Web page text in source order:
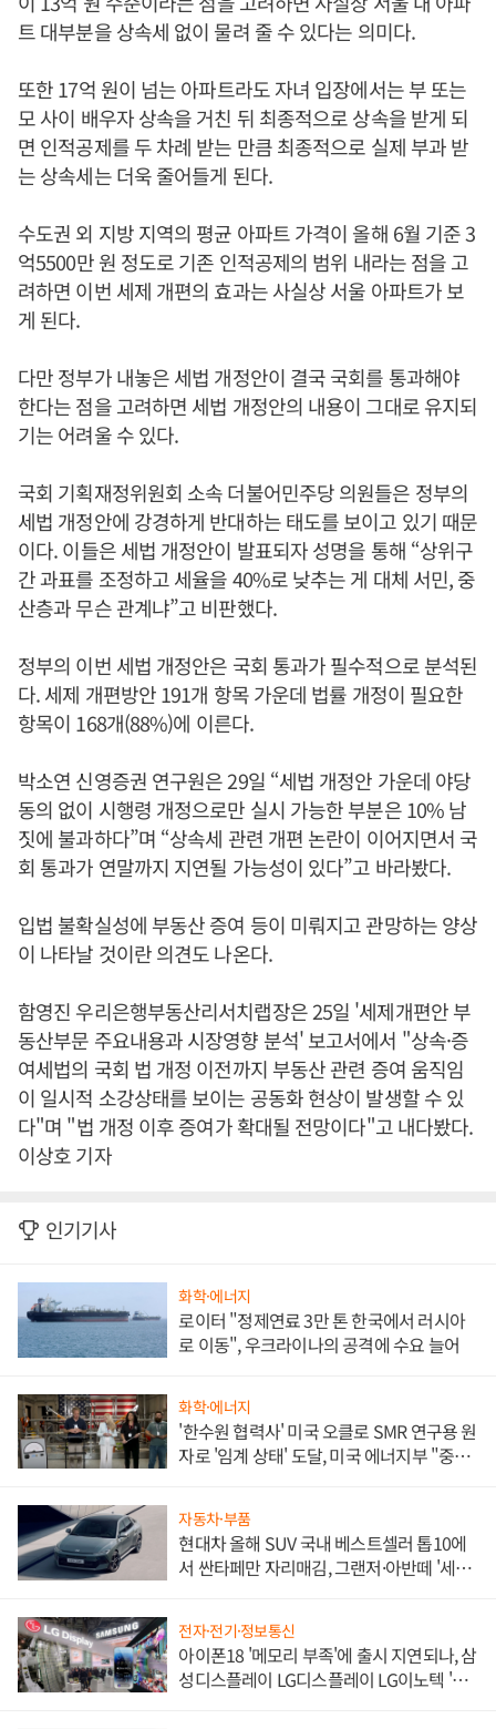
트 대부분을 상속세 없이 물려 줄 수 있다는 의미다.
또한 17억 원이 넘는 아파트라도 자녀 입장에서는 부 또는
모 사이 배우자 상속을 거친 뒤 최종적으로 상속을 받게 되
면 인적공제를 두 차례 받는 만큼 최종적으로 실제 부과 받
는 상속세는 더욱 줄어들게 된다.
수도권 외 지방 지역의 평균 아파트 가격이 올해 6월 기준 3
억5500만 원 정도로 기존 인적공제의 범위 내라는 점을 고
려하면 이번 세제 개편의 효과는 사실상 서울 아파트가 보
게 된다.
다만 정부가 내놓은 세법 개정안이 결국 국회를 통과해야
한다는 점을 고려하면 세법 개정안의 내용이 그대로 유지되
기는 어려울 수 있다.
국회 기획재정위원회 소속 더불어민주당 의원들은 정부의
세법 개정안에 강경하게 반대하는 태도를 보이고 있기 때문
이다. 이들은 세법 개정안이 발표되자 성명을 통해 “상위구
간 과표를 조정하고 세율을 40%로 낮추는 게 대체 서민, 중
산층과 무슨 관계냐”고 비판했다.
정부의 이번 세법 개정안은 국회 통과가 필수적으로 분석된
다. 세제 개편방안 191개 항목 가운데 법률 개정이 필요한
항목이 168개(88%)에 이른다.
박소연 신영증권 연구원은 29일 “세법 개정안 가운데 야당
동의 없이 시행령 개정으로만 실시 가능한 부분은 10% 남
짓에 불과하다”며 “상속세 관련 개편 논란이 이어지면서 국
회 통과가 연말까지 지연될 가능성이 있다”고 바라봤다.
입법 불확실성에 부동산 증여 등이 미뤄지고 관망하는 양상
이 나타날 것이란 의견도 나온다.
함영진 우리은행부동산리서치랩장은 25일 '세제개편안 부
동산부문 주요내용과 시장영향 분석' 보고서에서 "상속·증
여세법의 국회 법 개정 이전까지 부동산 관련 증여 움직임
이 일시적 소강상태를 보이는 공동화 현상이 발생할 수 있
다"며 "법 개정 이후 증여가 확대될 전망이다"고 내다봤다.
이상호 기자
인기기사
화학·에너지
로이터 "정제연료 3만 톤 한국에서 러시아
로 이동", 우크라이나의 공격에 수요 늘어
화학·에너지
'한수원 협력사' 미국 오클로 SMR 연구용 원
자로 '임계 상태' 도달, 미국 에너지부 "중요
자동차·부품
현대차 올해 SUV 국내 베스트셀러 톱10에
서 싼타페만 자리매김, 그랜저·아반떼 '세단
전자·전기·정보통신
아이폰18 '메모리 부족'에 출시 지연되나, 삼
성디스플레이 LG디스플레이 LG이노텍 '탈